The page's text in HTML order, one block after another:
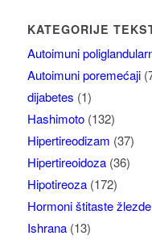
KATEGORIJE
Autoimuni
Autoimuni poremećaji
dijabetes (1)
Hashimoto(132)
Hipertireodizam (37)
Hipertireoidoza(36)
Hipotireoza(172)
Hormoni štitaste žlezde
Ishrana(13)